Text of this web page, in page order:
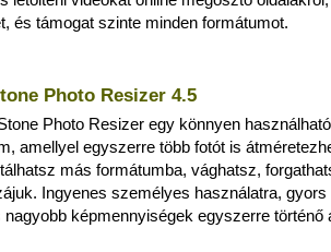
és támogat szinte minden formátumot.
Photo Resizer 4.5
Photo Resizer egy könnyen
amellyel egyszerre több fotót is
más formátumba, vághatsz,
Ingyenes személyes használatra,
képmennyiségek egyszerre történő